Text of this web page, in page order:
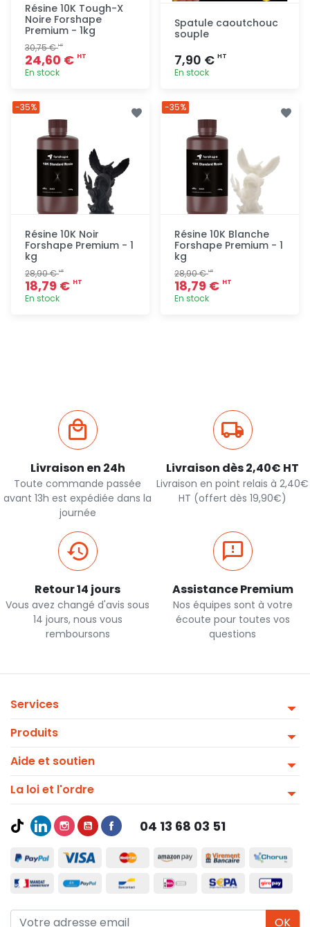
Résine 10K Tough-X
Noire Forshape
Premium - 1kg
30,75 €HT
24,60 € HT
En stock
Spatule caoutchouc
souple
7,90 € HT
En stock
Résine 10K Noir
Forshape Premium - 1
kg
28,90 €HT
18,79 € HT
En stock
-35%
Résine 10K Blanche
Forshape Premium - 1
kg
28,90 €HT
18,79 € HT
En stock
-35%
Livraison en 24h
Toute commande passée
avant 13h est expédiée dans la
journée
Livraison dès 2,40€ HT
Livraison en point relais à 2,40€
HT (offert dès 19,90€)
Retour 14 jours
Vous avez changé d'avis sous
14 jours, nous vous
remboursons
Assistance Premium
Nos équipes sont à votre
écoute pour toutes vos
questions
Services
Produits
Aide et soutien
La loi et l'ordre
04 13 68 03 51
OK